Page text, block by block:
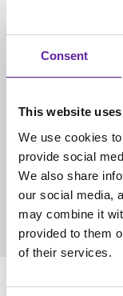
Consent
This website
We use cookies
provide social
We also share
our social media,
may combine it
provided to them
of their services.
Våra
verksamheter i
med
utvecklas.